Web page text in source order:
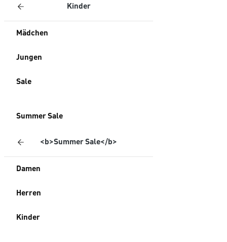
Kinder
Mädchen
Jungen
Sale
Summer Sale
<b>Summer Sale</b>
Damen
Herren
Kinder